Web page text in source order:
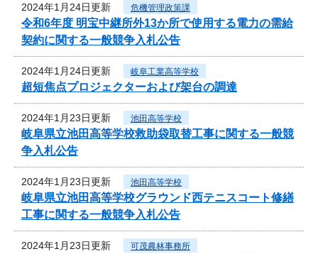
2024年1月24日更新 危機管理政策課
令和6年度 明宝中継所外13か所で使用する電力の需給
契約に関する一般競争入札公告
2024年1月24日更新 岐阜工業高等学校
超短焦点プロジェクターおよび架台の調達
2024年1月23日更新 池田高等学校
岐阜県立池田高等学校救助袋取替工事に関する一般競
争入札公告
2024年1月23日更新 池田高等学校
岐阜県立池田高等学校グラウンド西テニスコート修繕
工事に関する一般競争入札公告
2024年1月23日更新 可茂農林事務所